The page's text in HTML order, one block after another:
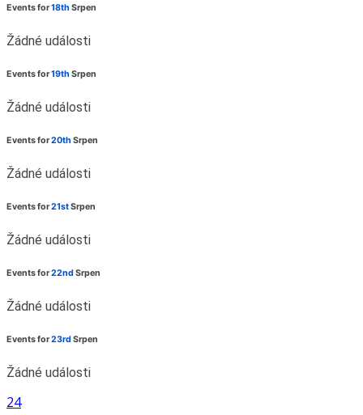
Events for18th Srpen
Žádné události
Events for19th Srpen
Žádné události
Events for20th Srpen
Žádné události
Events for21stSrpen
Žádné události
Events for22nd Srpen
Žádné události
Events for23rd Srpen
Žádné události
24